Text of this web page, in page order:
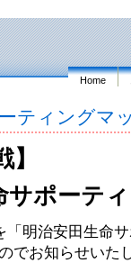
Home
ティングマ
サポーテ
「明治安田生命
でお知らせいた